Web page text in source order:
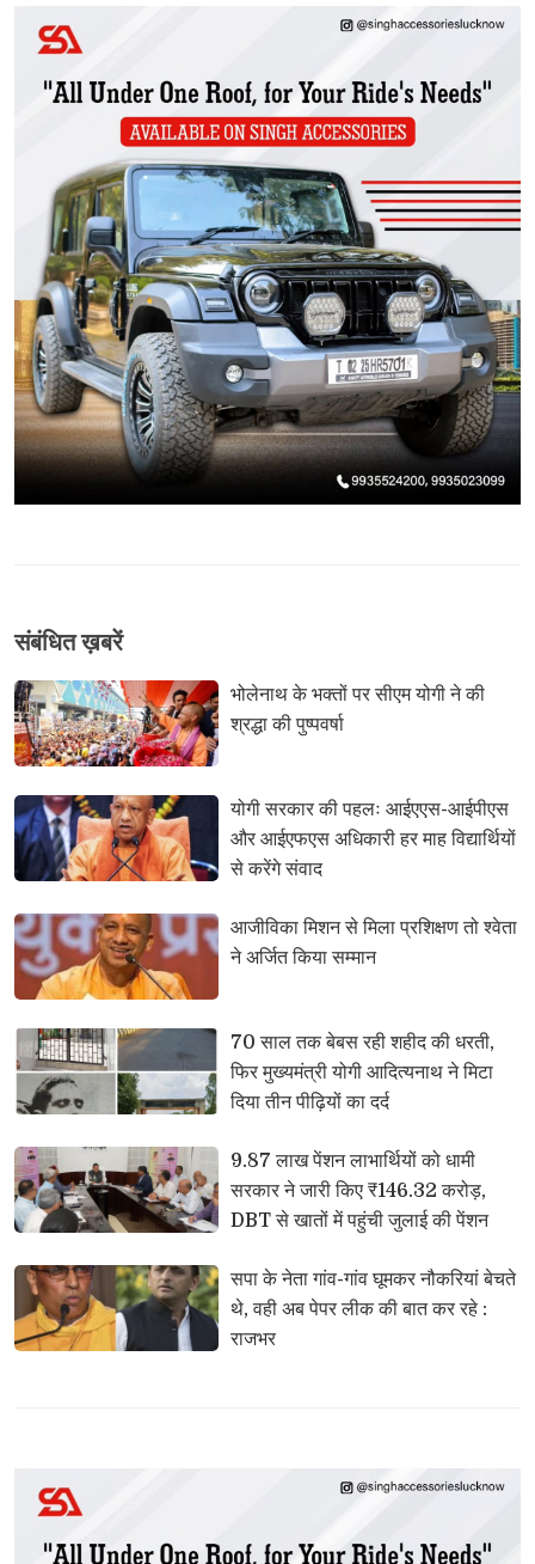
संबंधि‍त ख़बरें
भोलेनाथ के भक्तों पर सीएम योगी ने की
श्रद्धा की पुष्पवर्षा
योगी सरकार की पहलः आईएएस-आईपीएस
और आईएफएस अधिकारी हर माह विद्यार्थियों
से करेंगे संवाद
आजीविका मिशन से मिला प्रशिक्षण तो श्वेता
ने अर्जित किया सम्मान
70 साल तक बेबस रही शहीद की धरती,
फिर मुख्यमंत्री योगी आदित्यनाथ ने मिटा
दिया तीन पीढ़ियों का दर्द
9.87 लाख पेंशन लाभार्थियों को धामी
सरकार ने जारी किए ₹146.32 करोड़,
DBT से खातों में पहुंची जुलाई की पेंशन
सपा के नेता गांव-गांव घूमकर नौकरियां बेचते
थे, वही अब पेपर लीक की बात कर रहे :
राजभर